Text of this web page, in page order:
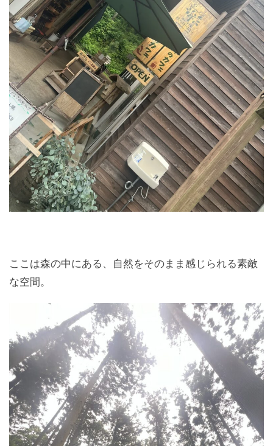
ここは森の中にある、自然をそのまま感じられる素敵
な空間。